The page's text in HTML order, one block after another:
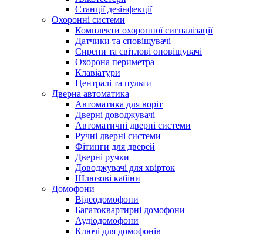
Станції дезінфекції
Охоронні системи
Комплекти охоронної сигналізації
Датчики та сповіщувачі
Сирени та світлові оповіщувачі
Охорона периметра
Клавіатури
Централі та пульти
Дверна автоматика
Автоматика для воріт
Дверні доводжувачі
Автоматичні дверні системи
Ручні дверні системи
Фітинги для дверей
Дверні ручки
Доводжувачі для хвірток
Шлюзові кабіни
Домофони
Відеодомофони
Багатоквартирні домофони
Аудіодомофони
Ключі для домофонів